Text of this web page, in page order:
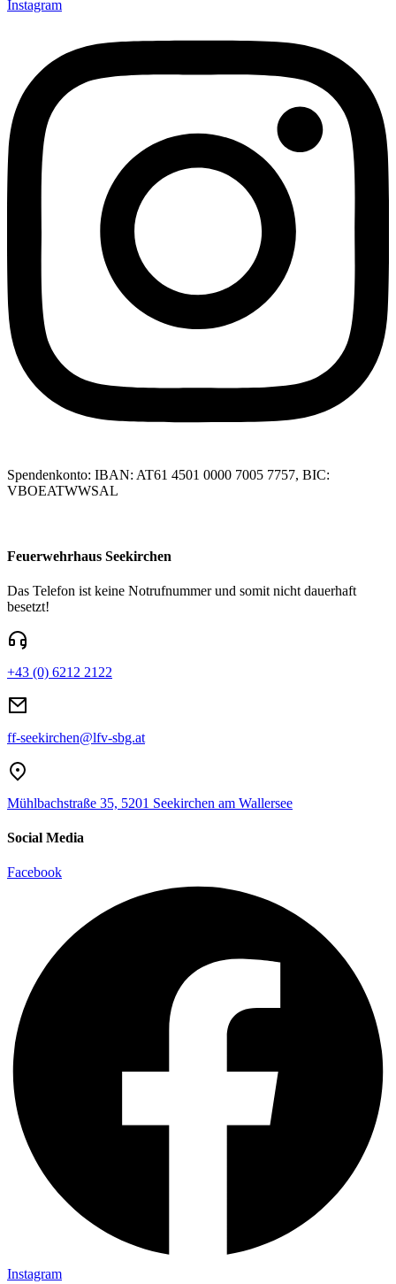
Instagram
Spendenkonto: IBAN: AT61 4501 0000 7005 7757, BIC:
VBOEATWWSAL
Feuerwehrhaus Seekirchen
Das Telefon ist keine Notrufnummer und somit nicht dauerhaft
besetzt!
+43 (0) 6212 2122
ff-seekirchen@lfv-sbg.at
Mühlbachstraße 35, 5201 Seekirchen am Wallersee
Social Media
Facebook
Instagram